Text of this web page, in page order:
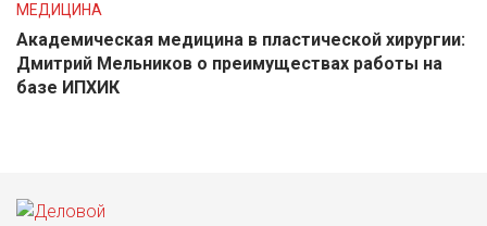
МЕДИЦИНА
Академическая медицина в пластической хирургии:
Дмитрий Мельников о преимуществах работы на
базе ИПХИК